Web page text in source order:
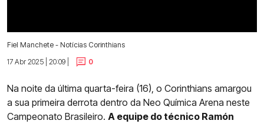
Fiel Manchete - Notícias Corinthians
17 Abr 2025 | 20:09 |
0
Na noite da última quarta-feira (16), o Corinthians amargou
a sua primeira derrota dentro da Neo Química Arena neste
Campeonato Brasileiro. A equipe do técnico Ramón